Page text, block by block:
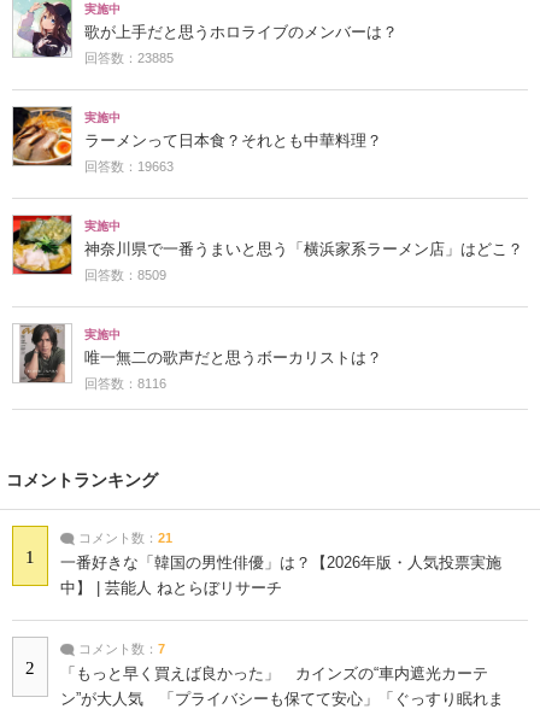
実施中
歌が上手だと思うホロライブのメンバーは？
回答数：23885
実施中
ラーメンって日本食？それとも中華料理？
回答数：19663
実施中
神奈川県で一番うまいと思う「横浜家系ラーメン店」はどこ？
回答数：8509
実施中
唯一無二の歌声だと思うボーカリストは？
回答数：8116
コメントランキング
1
コメント数： 21
一番好きな「韓国の男性俳優」は？【2026年版・人気投票実施
中】 | 芸能人 ねとらぼリサーチ
2
コメント数： 7
「もっと早く買えば良かった」 カインズの“車内遮光カーテ
ン”が大人気 「プライバシーも保てて安心」「ぐっすり眠れま